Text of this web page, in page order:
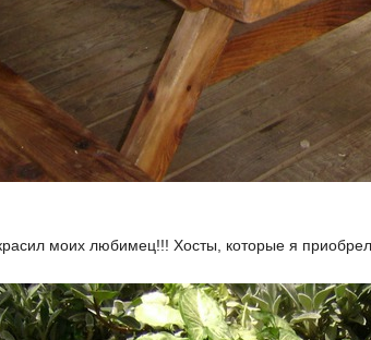
моих любимец!!! Хосты, которые я